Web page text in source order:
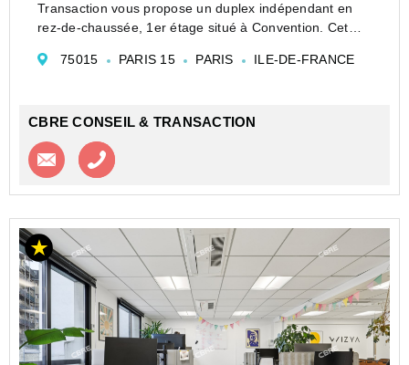
Transaction vous propose un duplex indépendant en
rez-de-chaussée, 1er étage situé à Convention. Cet
traversante et donne également sur une belle cour....
75015 PARIS 15 PARIS ILE-DE-FRANCE
CBRE CONSEIL & TRANSACTION
Contacter l'agence